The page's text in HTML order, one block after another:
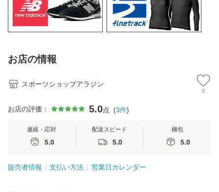
お店の情報
スポーツショップアラジン
0
お店の評価： 5.0点 (3件)
連絡・応対
5.0
配送スピード
5.0
梱包
5.0
販売者情報 支払い方法 営業日カレンダー